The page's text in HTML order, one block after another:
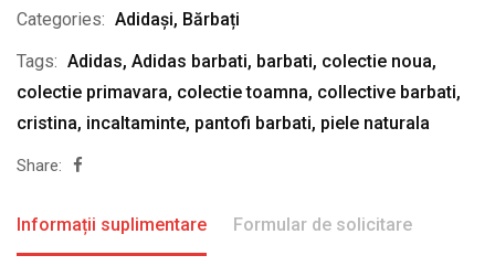
Categories: Adidași, Bărbați
Tags: Adidas, Adidas barbati, barbati, colectie noua,
colectie primavara, colectie toamna, collective barbati,
cristina, incaltaminte, pantofi barbati, piele naturala
Share:
Informații suplimentare Formular de solicitare